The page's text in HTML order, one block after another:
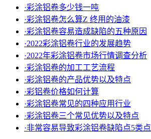
·彩涂铝卷多少钱一吨
·彩涂铝卷怎么算Z 终用的油漆
·彩涂铝卷容易造成缺陷的五种原因
·2022彩涂铝卷行业的发展趋势
·2022年彩涂铝卷市场行情调查分析
·彩涂铝卷的加工工艺流程
·彩涂铝卷的产品优势以及特点
·彩铝卷价格如何计算
·彩涂铝卷常见的四种应用行业
·彩涂铝卷三个常见优势以及特点
·非常容易导致彩涂铝卷缺陷点5类点